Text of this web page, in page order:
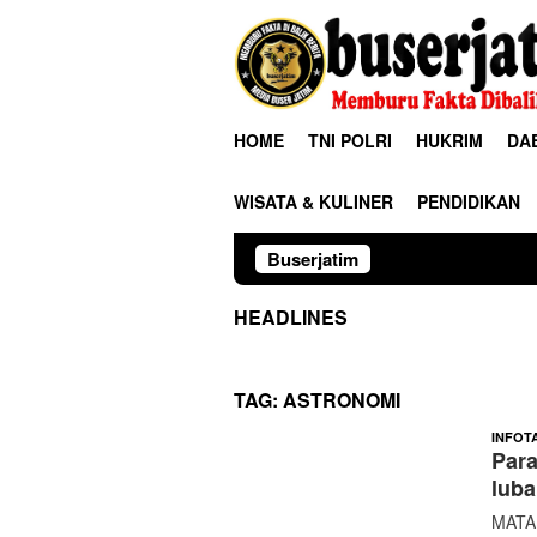
HOME TNI POLRI HUKRIM
WISATA & KULINER PENDIDIKAN
Buserjatim
HEADLINES
TAG: ASTRONOMI